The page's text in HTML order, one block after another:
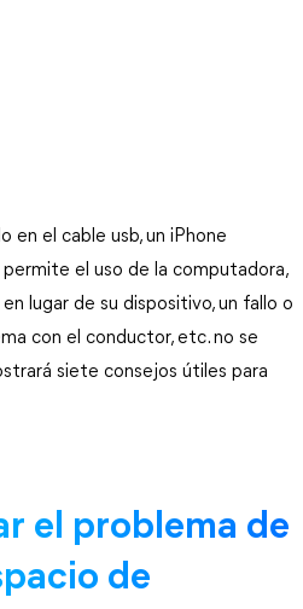
en el cable usb, un iPhone
permite el uso de la computadora,
lugar de su dispositivo, un fallo o
con el conductor, etc. no se
siete consejos útiles para
el problema de
de